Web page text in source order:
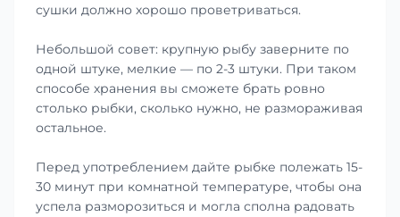
сушки должно хорошо проветриваться.
Небольшой совет: крупную рыбу заверните по
одной штуке, мелкие — по 2-3 штуки. При таком
способе хранения вы сможете брать ровно
столько рыбки, сколько нужно, не размораживая
остальное.
Перед употреблением дайте рыбке полежать 15-
30 минут при комнатной температуре, чтобы она
успела разморозиться и могла сполна радовать